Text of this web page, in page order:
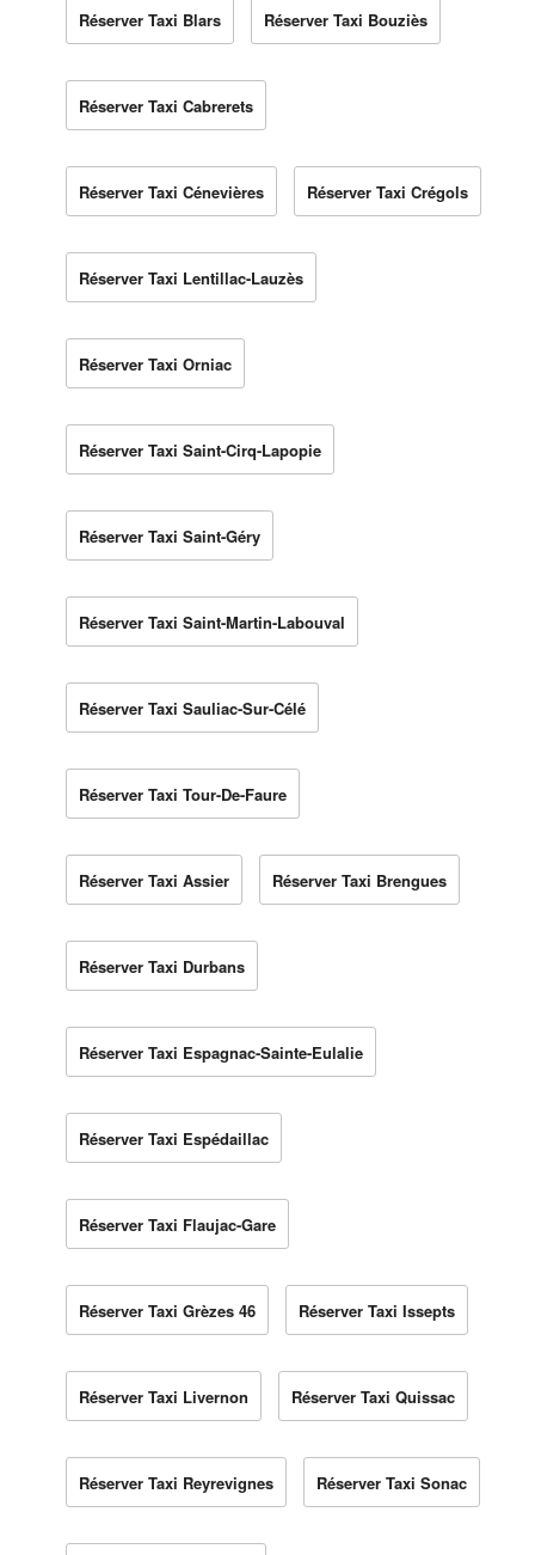
Réserver Taxi Blars Réserver Taxi Bouziès
Réserver Taxi Cabrerets
Réserver Taxi Cénevières Réserver Taxi Crégols
Réserver Taxi Lentillac-Lauzès
Réserver Taxi Orniac
Réserver Taxi Saint-Cirq-Lapopie
Réserver Taxi Saint-Géry
Réserver Taxi Saint-Martin-Labouval
Réserver Taxi Sauliac-Sur-Célé
Réserver Taxi Tour-De-Faure
Réserver Taxi Assier Réserver Taxi Brengues
Réserver Taxi Durbans
Réserver Taxi Espagnac-Sainte-Eulalie
Réserver Taxi Espédaillac
Réserver Taxi Flaujac-Gare
Réserver Taxi Grèzes 46 Réserver Taxi Issepts
Réserver Taxi Livernon Réserver Taxi Quissac
Réserver Taxi Reyrevignes Réserver Taxi Sonac